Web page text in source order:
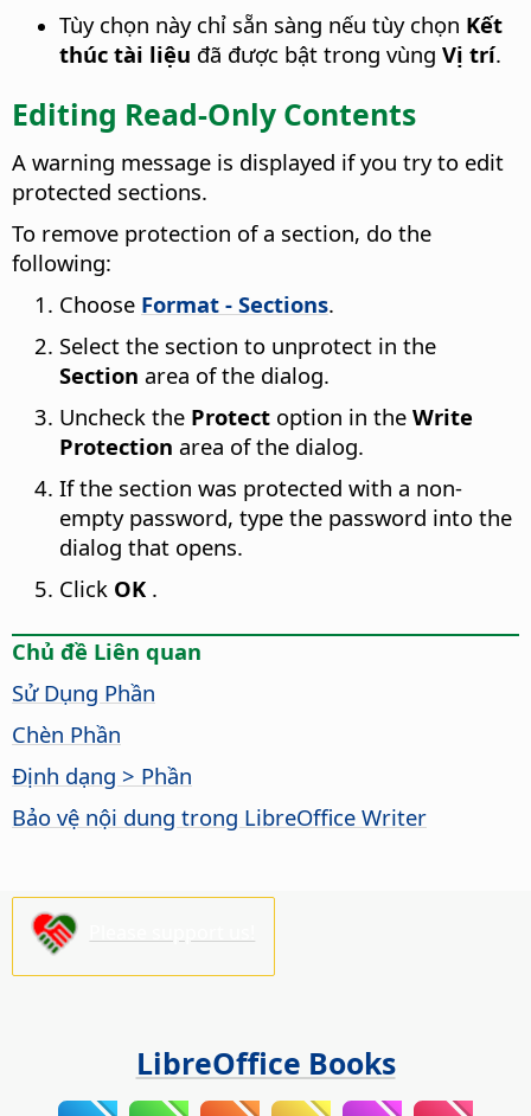
Tùy chọn này chỉ sẵn sàng nếu tùy chọn Kết
thúc tài liệu đã được bật trong vùng Vị trí.
Editing Read-Only Contents
A warning message is displayed if you try to edit
protected sections.
To remove protection of a section, do the
following:
Choose Format - Sections.
Select the section to unprotect in the
Section area of the dialog.
Uncheck the Protect option in the Write
Protection area of the dialog.
If the section was protected with a non-
empty password, type the password into the
dialog that opens.
Click OK .
Chủ đề Liên quan
Sử Dụng Phần
Chèn Phần
Định dạng > Phần
Bảo vệ nội dung trong LibreOffice Writer
LibreOffice Books